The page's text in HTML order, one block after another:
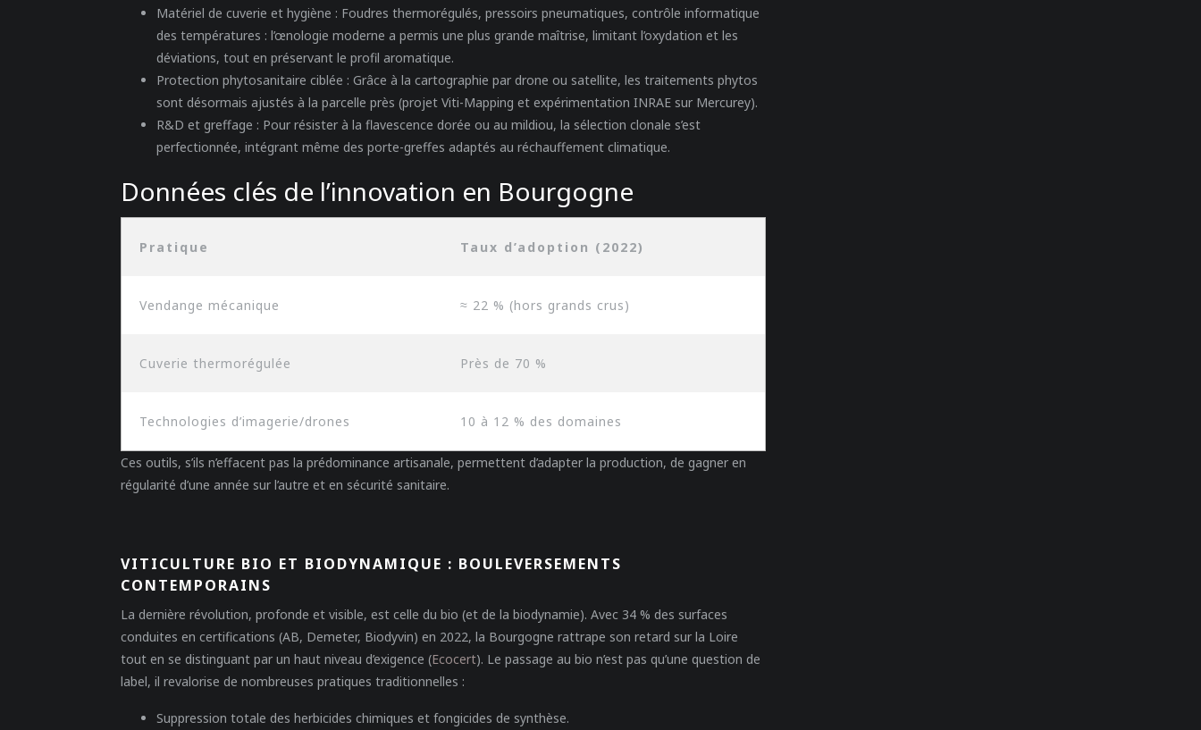
Matériel de cuverie et hygiène : Foudres thermorégulés, pressoirs pneumatiques, contrôle informatique
des températures : l’œnologie moderne a permis une plus grande maîtrise, limitant l’oxydation et les
déviations, tout en préservant le profil aromatique.
Protection phytosanitaire ciblée : Grâce à la cartographie par drone ou satellite, les traitements phytos
sont désormais ajustés à la parcelle près (projet Viti-Mapping et expérimentation INRAE sur Mercurey).
R&D et greffage : Pour résister à la flavescence dorée ou au mildiou, la sélection clonale s’est
perfectionnée, intégrant même des porte-greffes adaptés au réchauffement climatique.
Données clés de l’innovation en Bourgogne
Pratique Taux d’adoption (2022)
Vendange mécanique ≈ 22 % (hors grands crus)
Cuverie thermorégulée Près de 70 %
Technologies d’imagerie/drones 10 à 12 % des domaines
Ces outils, s’ils n’effacent pas la prédominance artisanale, permettent d’adapter la production, de gagner en
régularité d’une année sur l’autre et en sécurité sanitaire.
VITICULTURE BIO ET BIODYNAMIQUE : BOULEVERSEMENTS
CONTEMPORAINS
La dernière révolution, profonde et visible, est celle du bio (et de la biodynamie). Avec 34 % des surfaces
conduites en certifications (AB, Demeter, Biodyvin) en 2022, la Bourgogne rattrape son retard sur la Loire
tout en se distinguant par un haut niveau d’exigence (Ecocert). Le passage au bio n’est pas qu’une question de
label, il revalorise de nombreuses pratiques traditionnelles :
Suppression totale des herbicides chimiques et fongicides de synthèse.